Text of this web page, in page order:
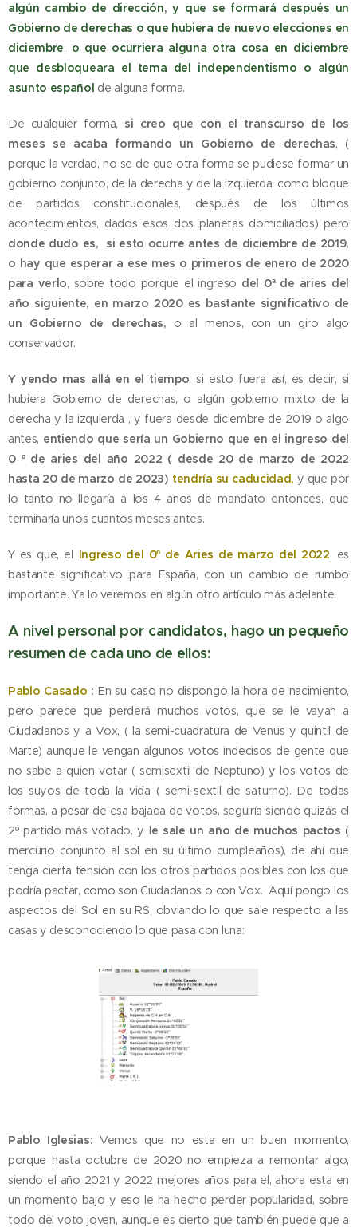
algún cambio de dirección, y que se formará después un
Gobierno de derechas o que hubiera de nuevo elecciones en
diciembre, o que ocurriera alguna otra cosa en diciembre
que desbloqueara el tema del independentismo o algún
asunto español de alguna forma.
De cualquier forma, si creo que con el transcurso de los
meses se acaba formando un Gobierno de derechas, (
porque la verdad, no se de que otra forma se pudiese formar un
gobierno conjunto, de la derecha y de la izquierda, como bloque
de partidos constitucionales, después de los últimos
acontecimientos, dados esos dos planetas domiciliados) pero
donde dudo es, si esto ocurre antes de diciembre de 2019,
o hay que esperar a ese mes o primeros de enero de 2020
para verlo, sobre todo porque el ingreso del 0ª de aries del
año siguiente, en marzo 2020 es bastante significativo de
un Gobierno de derechas, o al menos, con un giro algo
conservador.
Y yendo mas allá en el tiempo, si esto fuera así, es decir, si
hubiera Gobierno de derechas, o algún gobierno mixto de la
derecha y la izquierda , y fuera desde diciembre de 2019 o algo
antes, entiendo que sería un Gobierno que en el ingreso del
0 º de aries del año 2022 ( desde 20 de marzo de 2022
hasta 20 de marzo de 2023) tendría su caducidad, y que por
lo tanto no llegaría a los 4 años de mandato entonces, que
terminaría unos cuantos meses antes.
Y es que, el Ingreso del 0º de Aries de marzo del 2022, es
bastante significativo para España, con un cambio de rumbo
importante. Ya lo veremos en algún otro artículo más adelante.
A nivel personal por candidatos, hago un pequeño
resumen de cada uno de ellos:
Pablo Casado :En su caso no dispongo la hora de nacimiento,
pero parece que perderá muchos votos, que se le vayan a
Ciudadanos y a Vox, ( la semi-cuadratura de Venus y quintil de
Marte) aunque le vengan algunos votos indecisos de gente que
no sabe a quien votar ( semisextil de Neptuno) y los votos de
los suyos de toda la vida ( semi-sextil de saturno). De todas
formas, a pesar de esa bajada de votos, seguiría siendo quizás el
2º partido más votado, y le sale un año de muchos pactos (
mercurio conjunto al sol en su último cumpleaños), de ahí que
tenga cierta tensión con los otros partidos posibles con los que
podría pactar, como son Ciudadanos o con Vox. Aquí pongo los
aspectos del Sol en su RS, obviando lo que sale respecto a las
casas y desconociendo lo que pasa con luna:
Pablo Iglesias: Vemos que no esta en un buen momento,
porque hasta octubre de 2020 no empieza a remontar algo,
siendo el año 2021 y 2022 mejores años para el, ahora esta en
un momento bajo y eso le ha hecho perder popularidad, sobre
todo del voto joven, aunque es cierto que también puede que a